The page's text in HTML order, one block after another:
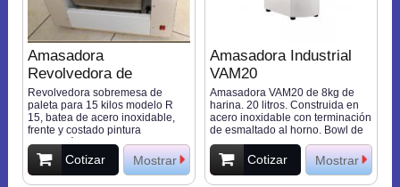
Amasadora
Revolvedora de
Sobremesa R 15
Revolvedora sobremesa de
paleta para 15 kilos modelo R
15, batea de acero inoxidable,
frente y costado pintura
electrostática. Especialmente
diseñadas para masas duras
(hallullas, dobladas,
empanadas,etc), dimensiones
Cotizar Mostrar
Amasadora Industrial
VAM20
Amasadora VAM20 de 8kg de
harina. 20 litros. Construida en
acero inoxidable con terminación
de esmaltado al horno. Bowl de
acero inoxidable reforzado.
Sistema de transmisión a través
de poleas. Rejilla de protección
en acero inoxidable. Fácil de
Cotizar Mostrar